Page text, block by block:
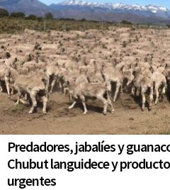
Predadores, jabalíes y
Chubut languidece y
urgentes